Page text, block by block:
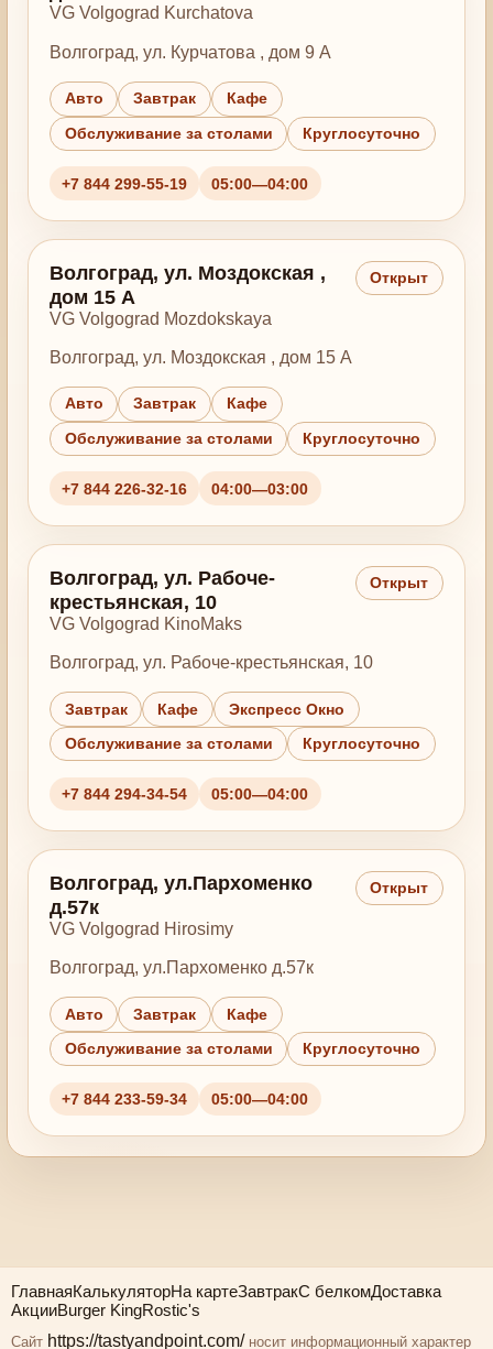
VG Volgograd Kurchatova
Волгоград, ул. Курчатова , дом 9 А
Авто Завтрак Кафе
Обслуживание за столами Круглосуточно
+7 844 299-55-19 05:00—04:00
Волгоград, ул. Моздокская ,
дом 15 А
VG Volgograd Mozdokskaya
Открыт
Волгоград, ул. Моздокская , дом 15 А
Авто Завтрак Кафе
Обслуживание за столами Круглосуточно
+7 844 226-32-16 04:00—03:00
Волгоград, ул. Рабоче-
крестьянская, 10
VG Volgograd KinoMaks
Открыт
Волгоград, ул. Рабоче-крестьянская, 10
Завтрак Кафе Экспресс Окно
Обслуживание за столами Круглосуточно
+7 844 294-34-54 05:00—04:00
Волгоград, ул.Пархоменко
д.57к
VG Volgograd Hirosimy
Открыт
Волгоград, ул.Пархоменко д.57к
Авто Завтрак Кафе
Обслуживание за столами Круглосуточно
+7 844 233-59-34 05:00—04:00
ГлавнаяКалькуляторНа картеЗавтракС белкомДоставка
АкцииBurger KingRostic's
Сайт https://tastyandpoint.com/ носит информационный характер